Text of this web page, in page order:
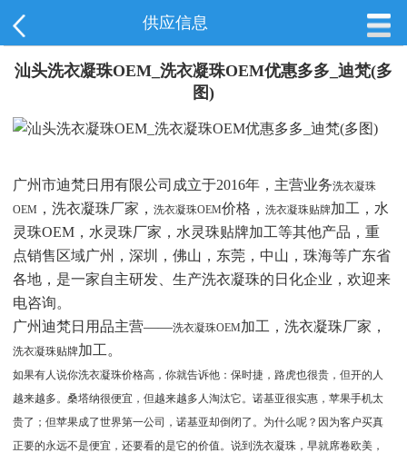
供应信息
汕头洗衣凝珠OEM_洗衣凝珠OEM优惠多多_迪梵(多
图)
广州市迪梵日用有限公司成立于2016年，主营业务洗衣凝珠
OEM ，洗衣凝珠厂家，洗衣凝珠OEM价格，洗衣凝珠贴牌加工，水
灵珠OEM，水灵珠厂家，水灵珠贴牌加工等其他产品，重
点销售区域广州，深圳，佛山，东莞，中山，珠海等广东省
各地，是一家自主研发、生产洗衣凝珠的日化企业，欢迎来
电咨询。
广州迪梵日用品主营——洗衣凝珠OEM加工，洗衣凝珠厂家，
洗衣凝珠贴牌加工。
如果有人说你洗衣凝珠价格高，你就告诉他：保时捷，路虎也很贵，但开的人
越来越多。桑塔纳很便宜，但越来越多人淘汰它。诺基亚很实惠，苹果手机太
贵了；但苹果成了世界第一公司，诺基亚却倒闭了。 为什么呢？ 因为客户买真
正要的永远不是便宜，还要看的是它的价值。说到洗衣凝珠，早就席卷欧美，